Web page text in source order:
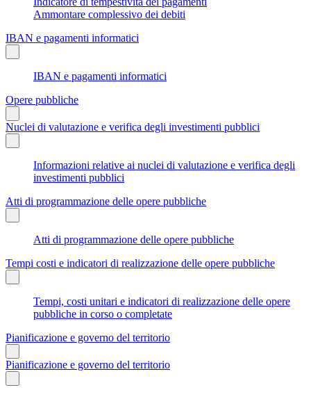
Ammontare complessivo dei debiti
IBAN e pagamenti informatici
IBAN e pagamenti informatici
Opere pubbliche
Nuclei di valutazione e verifica degli investimenti pubblici
Informazioni relative ai nuclei di valutazione e verifica degli
investimenti pubblici
Atti di programmazione delle opere pubbliche
Atti di programmazione delle opere pubbliche
Tempi costi e indicatori di realizzazione delle opere pubbliche
Tempi, costi unitari e indicatori di realizzazione delle opere
pubbliche in corso o completate
Pianificazione e governo del territorio
Pianificazione e governo del territorio